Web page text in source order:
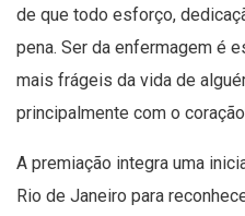
de que todo esforço,
pena. Ser da enfermagem é
mais frágeis da vida de
principalmente com o
A premiação integra uma
Rio de Janeiro para